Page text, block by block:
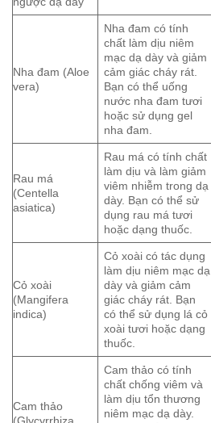
Nha đam (Aloe
vera)
Nha đam có tính
chất làm dịu niêm
mạc dạ dày và giảm
cảm giác cháy rát.
Bạn có thể uống
nước nha đam tươi
hoặc sử dụng gel
nha đam.
Rau má
(Centella
asiatica)
Rau má có tính chất
làm dịu và làm giảm
viêm nhiễm trong dạ
dày. Bạn có thể sử
dụng rau má tươi
hoặc dạng thuốc.
Cỏ xoài
(Mangifera
indica)
Cỏ xoài có tác dụng
làm dịu niêm mạc dạ
dày và giảm cảm
giác cháy rát. Bạn
có thể sử dụng lá cỏ
xoài tươi hoặc dạng
thuốc.
Cam thảo
Cam thảo có tính
chất chống viêm và
làm dịu tổn thương
niêm mạc dạ dày.